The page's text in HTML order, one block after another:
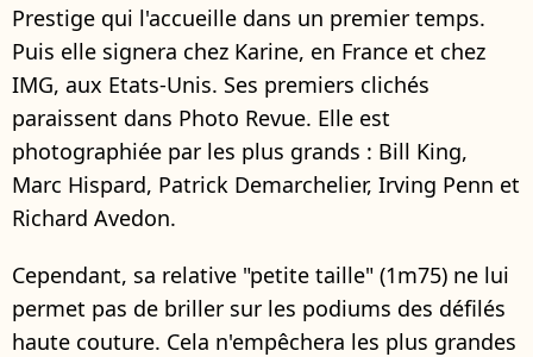
Prestige qui l'accueille dans un premier temps.
Puis elle signera chez Karine, en France et chez
IMG, aux Etats-Unis. Ses premiers clichés
paraissent dans Photo Revue. Elle est
photographiée par les plus grands : Bill King,
Marc Hispard, Patrick Demarchelier, Irving Penn et
Richard Avedon.
Cependant, sa relative "petite taille" (1m75) ne lui
permet pas de briller sur les podiums des défilés
haute couture. Cela n'empêchera les plus grandes